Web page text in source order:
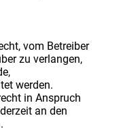
vom Betreiber
zu verlangen,
werden.
in Anspruch
an den